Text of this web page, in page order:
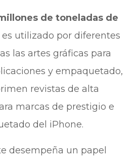
de toneladas de
utilizado por diferentes
las artes gráficas para
y empaquetado,
revistas de alta
marcas de prestigio e
del iPhone.
desempeña un papel